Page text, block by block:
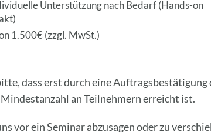
Unterstützung nach Bedarf (Hands-on
1.500€ (zzgl. MwSt.)
dass erst durch eine
Mindestanzahl an Teilnehmern erreicht ist.
vor ein Seminar abzusagen oder zu